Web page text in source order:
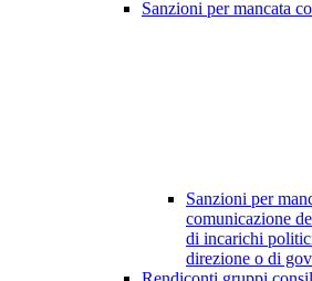
Sanzioni per mancata
Sanzioni per
comunicazione
di incarichi
direzione o di